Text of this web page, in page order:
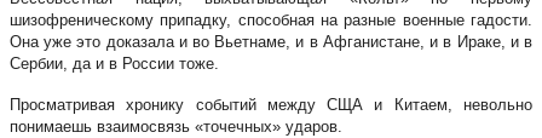
шизофреническому припадку, способная на разные военные гадости.
Она уже это доказала и во Вьетнаме, и в Афганистане, и в Ираке, и в
Сербии, да и в России тоже.
Просматривая хронику событий между СЩА и Китаем, невольно
понимаешь взаимосвязь «точечных» ударов.